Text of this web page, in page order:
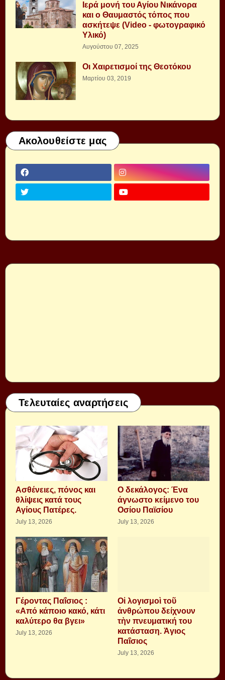
Ιερά μονή του Αγίου Νικάνορα
και ο Θαυμαστός τόπος που
ασκήτεψε (Video - φωτογραφικό
Υλικό)
Αυγούστου 07, 2025
Οι Χαιρετισμοί της Θεοτόκου
Μαρτίου 03, 2019
Ακολουθείστε μας
Τελευταίες αναρτήσεις
Aσθένειες, πόνος και
θλίψεις κατά τους
Αγίους Πατέρες.
July 13, 2026
Ο δεκάλογος: Ένα
άγνωστο κείμενο του
Οσίου Παϊσίου
July 13, 2026
Γέροντας Παΐσιος :
«Από κάποιο κακό, κάτι
καλύτερο θα βγει»
July 13, 2026
Οἱ λογισμοὶ τοῦ
ἀνθρώπου δείχνουν
τὴν πνευματική του
κατάσταση. Ἁγιος
Παΐσιος
July 13, 2026